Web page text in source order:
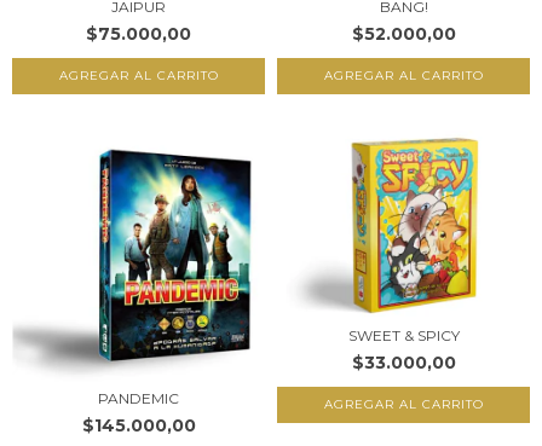
JAIPUR
$75.000,00
BANG!
$52.000,00
PANDEMIC
$145.000,00
SWEET & SPICY
$33.000,00